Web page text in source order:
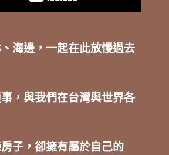
海邊，一起在此放慢過去
，與我們在台灣與世界各
子，卻擁有屬於自己的